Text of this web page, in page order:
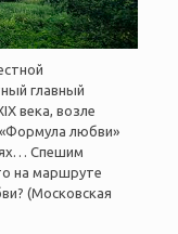
главный
века, возле
любви»
Спешим
на маршруте
(Московская